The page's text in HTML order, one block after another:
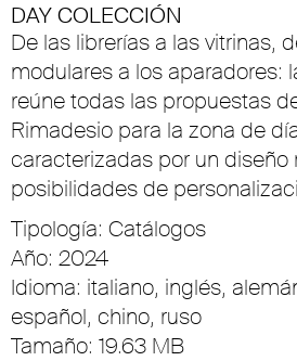
DAY COLECCIÓN
De las librerías a las vitrinas,
modulares a los aparadores:
reúne todas las propuestas
Rimadesio para la zona de
caracterizadas por un diseño
posibilidades de
Tipología: Catálogos
Año: 2024
Idioma: italiano, inglés,
español, chino, ruso
Tamaño: 19.63 MB